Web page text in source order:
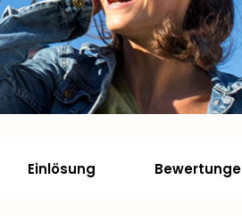
Einlösung